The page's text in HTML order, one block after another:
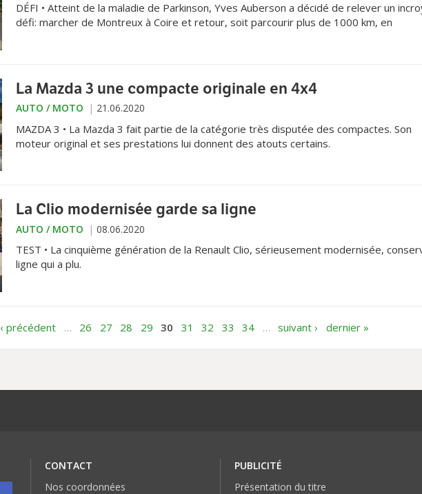
DÉFI • Atteint de la maladie de Parkinson, Yves Auberson a décidé de relever un
défi: marcher de Montreux à Coire et retour, soit parcourir plus de 1000 km, en
La Mazda 3 une compacte originale en 4x4
AUTO / MOTO 21.06.2020
MAZDA 3 • La Mazda 3 fait partie de la catégorie très disputée des compactes. Son
moteur original et ses prestations lui donnent des atouts certains.
La Clio modernisée garde sa ligne
AUTO / MOTO 08.06.2020
TEST • La cinquième génération de la Renault Clio, sérieusement modernisée,
ligne qui a plu.
‹ précédent … 26 27 28 29 30 31 32 33 34 … suivant › dernier »
CONTACT
Nos coordonnées
PUBLICITÉ
Présentation du titre